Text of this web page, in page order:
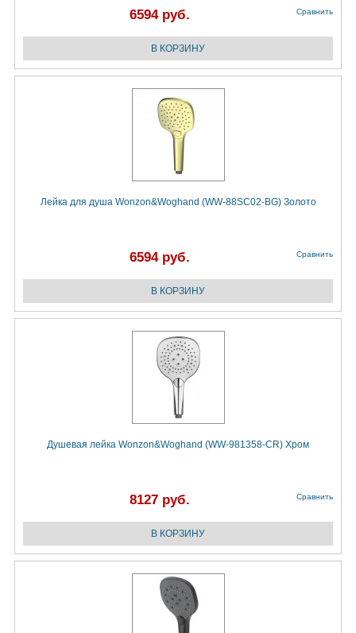
6594 руб. Сравнить
Лейка для душа Wonzon&Woghand (WW-88SC02-BG) Золото
6594 руб. Сравнить
Душевая лейка Wonzon&Woghand (WW-981358-CR) Хром
8127 руб. Сравнить